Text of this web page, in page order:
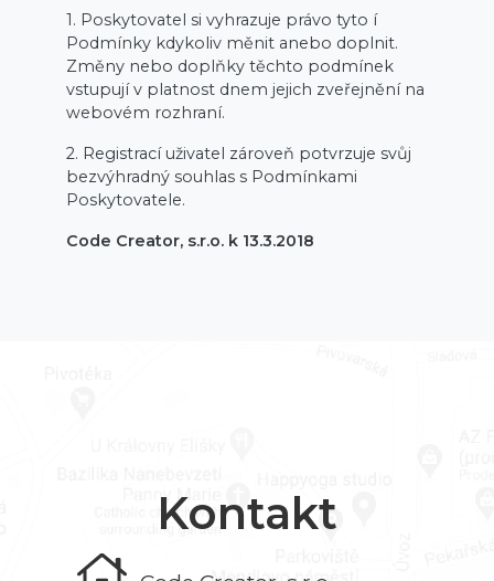
1. Poskytovatel si vyhrazuje právo tyto í
Podmínky kdykoliv měnit anebo doplnit.
Změny nebo doplňky těchto podmínek
vstupují v platnost dnem jejich zveřejnění na
webovém rozhraní.
2. Registrací uživatel zároveň potvrzuje svůj
bezvýhradný souhlas s Podmínkami
Poskytovatele.
Code Creator, s.r.o. k 13.3.2018
Kontakt